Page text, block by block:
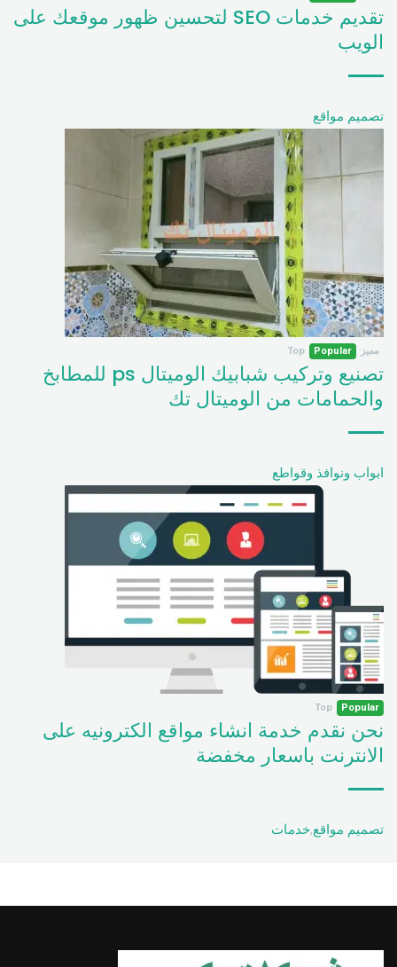
تقديم خدمات SEO لتحسين ظهور موقعك على
الويب
تصميم مواقع
مميز Popular
Top
تصنيع وتركيب شبابيك الوميتال ps للمطابخ
والحمامات من الوميتال تك
ابواب ونوافذ وقواطع
Popular
Top
نحن نقدم خدمة انشاء مواقع الكترونيه على
الانترنت باسعار مخفضة
تصميم مواقع,خدمات